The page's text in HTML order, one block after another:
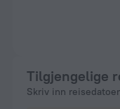
Tilgjengelige
Skriv inn